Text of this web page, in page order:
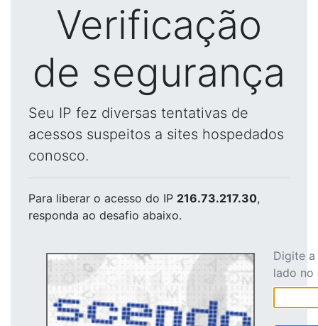
Verificação
de segurança
Seu IP fez diversas tentativas de
acessos suspeitos a sites hospedados
conosco.
Para liberar o acesso do IP 216.73.217.30,
responda ao desafio abaixo.
Digite
lado no